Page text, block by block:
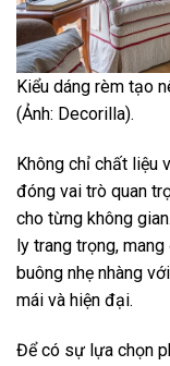
Kiểu dáng rèm tạo
(Ảnh: Decorilla).
Không chỉ chất liệu
đóng vai trò quan
cho từng không
ly trang trọng,
buông nhẹ nhàng
mái và hiện đại.
Để có sự lựa chọn